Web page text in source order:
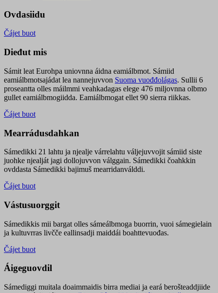
Ovdasiidu
Čájet buot
Dieđut mis
Sámit leat Eurohpa uniovnna áidna eamiálbmot. Sámiid
eamiálbmotsajádat lea nannejuvvon Suoma vuođđolágas. Sullii 6
proseantta olles máilmmi veahkadagas elege 476 miljovnna olbmo
gullet eamiálbmogiidda. Eamiálbmogat ellet 90 sierra riikkas.
Čájet buot
Mearrádusdahkan
Sámedikki 21 lahtu ja njealje várrelahtu váljejuvvojit sámiid siste
juohke njealját jagi dollojuvvon válggain. Sámedikki čoahkkin
ovddasta Sámedikki bajimuš mearridanválddi.
Čájet buot
Vástusuorggit
Sámedikkis mii bargat olles sámeálbmoga buorrin, vuoi sámegielain
ja kultuvrras livčče eallinsadji maiddái boahttevuođas.
Čájet buot
Áigeguovdil
Sámediggi muitala doaimmaidis birra mediai ja eará berošteaddjiide